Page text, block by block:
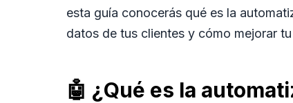
esta guía conocerás qué es la
datos de tus clientes y cómo mejorar tu
🤖 ¿Qué es la